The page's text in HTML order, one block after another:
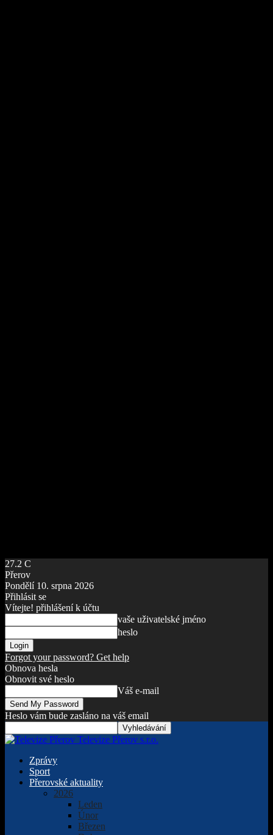
27.2 C
Přerov
Pondělí 10. srpna 2026
Přihlásit se
Vítejte! přihlášení k účtu
vaše uživatelské jméno
heslo
Forgot your password? Get help
Obnova hesla
Obnovit své heslo
Váš e-mail
Heslo vám bude zasláno na váš email
Televize Přerov s.r.o.
Zprávy
Sport
Přerovské aktuality
2026
Leden
Únor
Březen